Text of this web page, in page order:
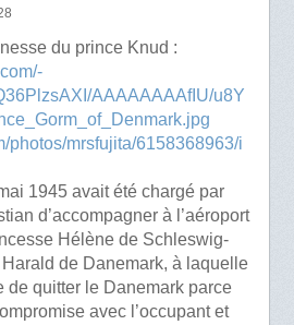
du prince Knud :
AAAAAAAAfIU/u8Y
photos/mrsfujita/6158368963/i
1945 avait été chargé par
d’accompagner à l’aéroport
Hélène de Schleswig-
de Danemark, à laquelle
de quitter le Danemark parce
avec l’occupant et